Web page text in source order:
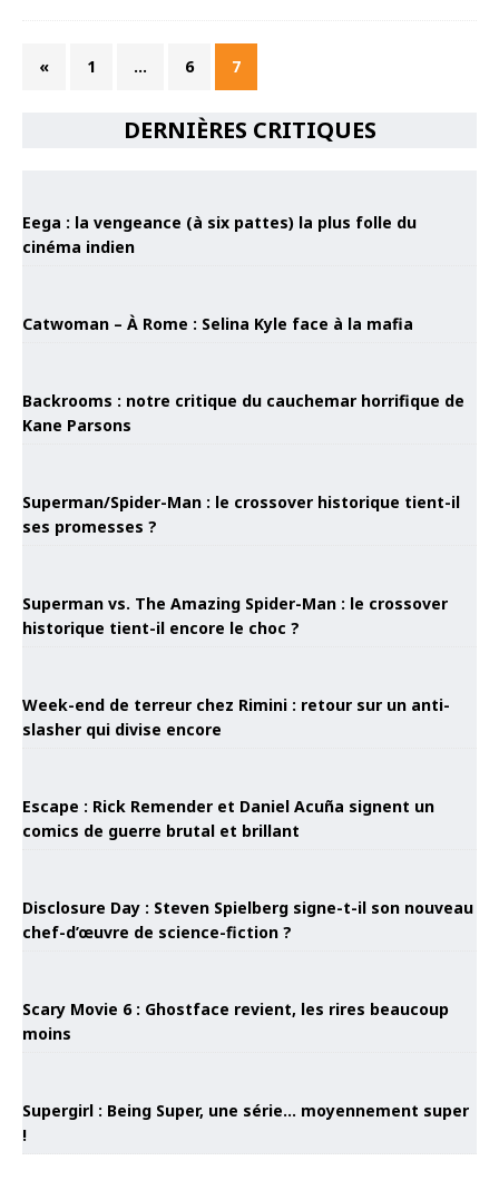
« 1 … 6 7
DERNIÈRES CRITIQUES
Eega : la vengeance (à six pattes) la plus folle du
cinéma indien
Catwoman – À Rome : Selina Kyle face à la mafia
Backrooms : notre critique du cauchemar horrifique de
Kane Parsons
Superman/Spider-Man : le crossover historique tient-il
ses promesses ?
Superman vs. The Amazing Spider-Man : le crossover
historique tient-il encore le choc ?
Week-end de terreur chez Rimini : retour sur un anti-
slasher qui divise encore
Escape : Rick Remender et Daniel Acuña signent un
comics de guerre brutal et brillant
Disclosure Day : Steven Spielberg signe-t-il son nouveau
chef-d’œuvre de science-fiction ?
Scary Movie 6 : Ghostface revient, les rires beaucoup
moins
Supergirl : Being Super, une série… moyennement super
!